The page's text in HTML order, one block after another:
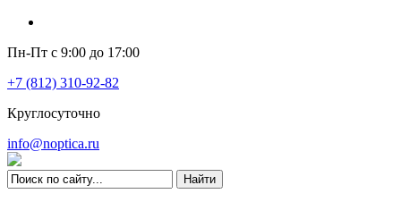
Пн-Пт с 9:00 до 17:00
+7 (812) 310-92-82
Круглосуточно
info@noptica.ru